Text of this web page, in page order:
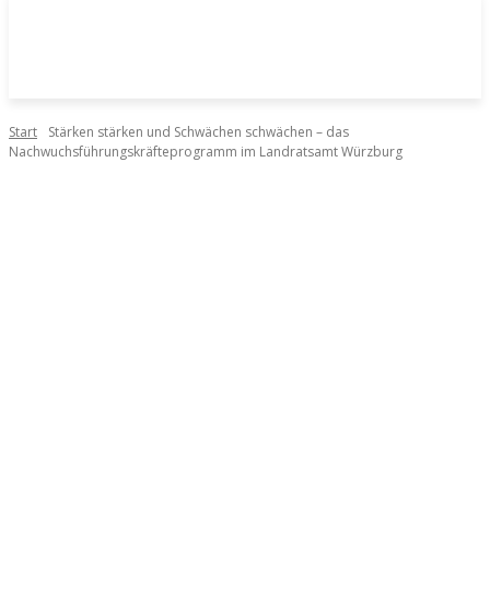
Start
Stärken stärken und Schwächen schwächen – das
Nachwuchsführungskräfteprogramm im Landratsamt Würzburg